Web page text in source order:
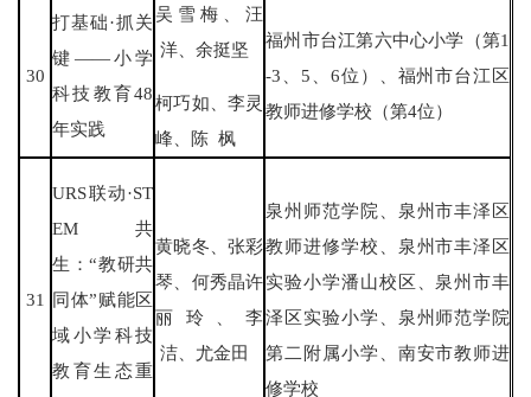
30
打基础·抓关
键——小学
科技教育48
年实践
吴雪梅、汪
洋、余挺坚
柯巧如、李灵
峰、陈 枫
福州市台江第六中心小学（第1
-3、5、6位）、福州市台江区
教师进修学校（第4位）
31
URS联动·ST
EM共
生：“教研共
同体”赋能区
域小学科技
教育生态重
黄晓冬、张彩
琴、何秀晶许
丽玲、李
洁、尤金田
泉州师范学院、泉州市丰泽区
教师进修学校、泉州市丰泽区
实验小学潘山校区、泉州市丰
泽区实验小学、泉州师范学院
第二附属小学、南安市教师进
修学校